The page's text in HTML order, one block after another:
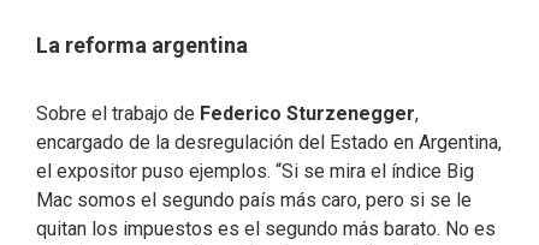
La reforma argentina
Sobre el trabajo de Federico Sturzenegger,
encargado de la desregulación del Estado en Argentina,
el expositor puso ejemplos. “Si se mira el índice Big
Mac somos el segundo país más caro, pero si se le
quitan los impuestos es el segundo más barato. No es